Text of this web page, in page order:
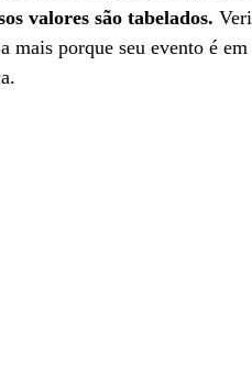
valores são tabelados.
mais porque seu evento é